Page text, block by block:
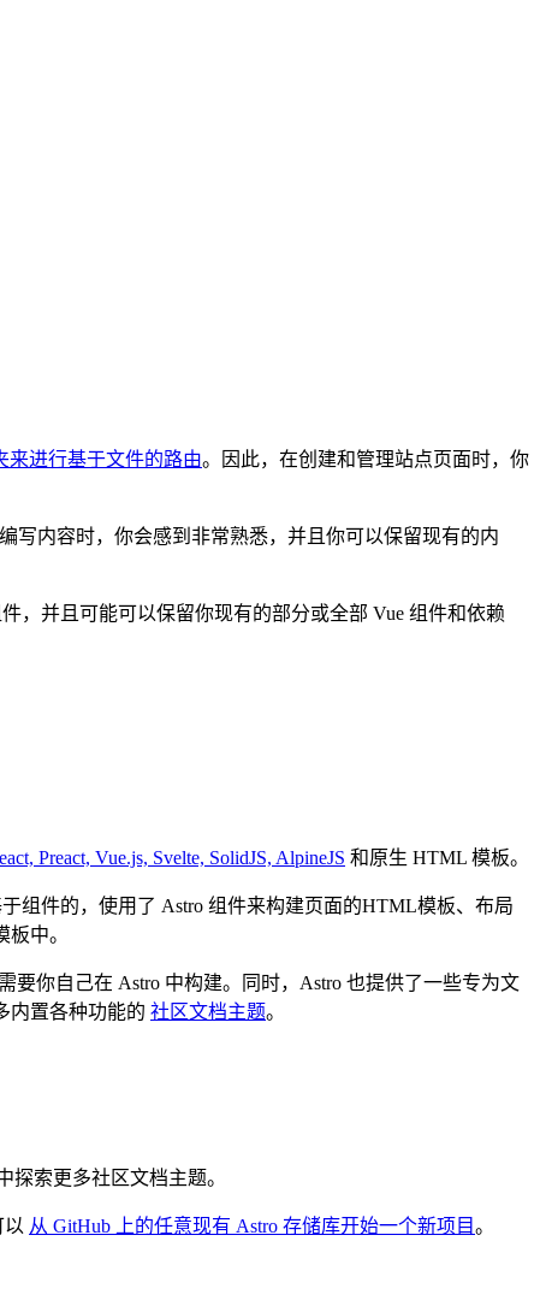
来进行基于文件的路由。因此，在创建和管理站点页面时，你
写内容时，你会感到非常熟悉，并且你可以保留现有的内
，并且可能可以保留你现有的部分或全部 Vue 组件和依赖
Preact, Vue.js, Svelte, SolidJS, AlpineJS 和原生 HTML 模板。
组件的，使用了 Astro 组件来构建页面的HTML模板、布局
中。
要你自己在 Astro 中构建。同时，Astro 也提供了一些专为文
内置各种功能的 社区文档主题。
探索更多社区文档主题。
以 从 GitHub 上的任意现有 Astro 存储库开始一个新项目。